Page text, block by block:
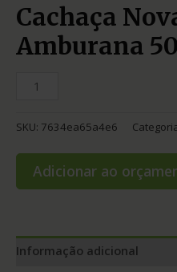
Cachaça
Amburana
SKU: 7634ea65a4e6
Adicionar ao
Informação adicional